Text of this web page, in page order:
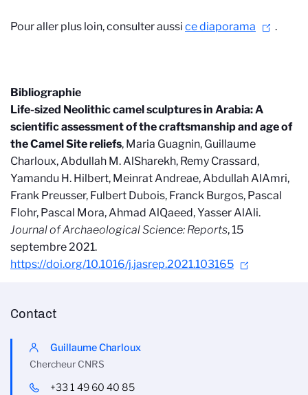
Pour aller plus loin, consulter aussi ce diaporama .
Bibliographie
Life-sized Neolithic camel sculptures in Arabia: A
scientific assessment of the craftsmanship and age of
the Camel Site reliefs, Maria Guagnin, Guillaume
Charloux, Abdullah M. AlSharekh, Remy Crassard,
Yamandu H. Hilbert, Meinrat Andreae, Abdullah AlAmri,
Frank Preusser, Fulbert Dubois, Franck Burgos, Pascal
Flohr, Pascal Mora, Ahmad AlQaeed, Yasser AlAli.
Journal of Archaeological Science: Reports, 15
septembre 2021.
https://doi.org/10.1016/j.jasrep.2021.103165
Contact
Guillaume Charloux
Chercheur CNRS
+33 1 49 60 40 85